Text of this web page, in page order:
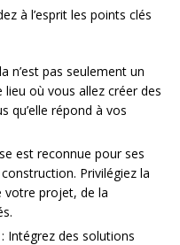
à l’esprit les points clés
n’est pas seulement un
lieu où vous allez créer des
qu’elle répond à vos
est reconnue pour ses
Privilégiez la
votre projet, de la
: Intégrez des solutions